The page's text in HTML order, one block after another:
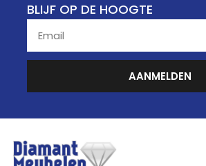
BLIJF OP DE HOOGTE
AANMELDEN